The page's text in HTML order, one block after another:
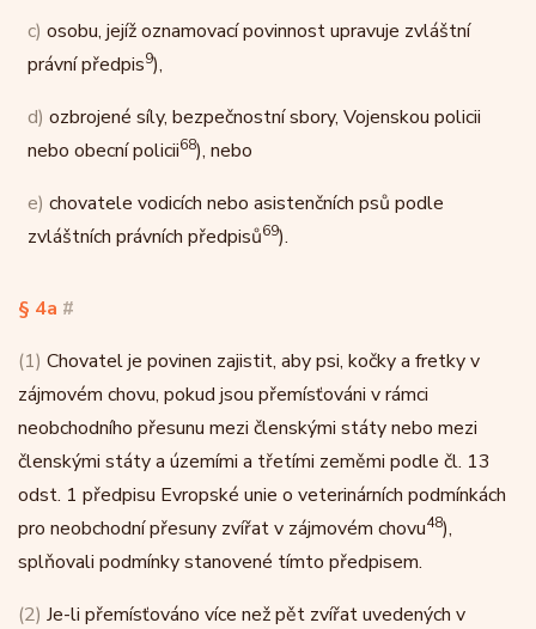
c) osobu, jejíž oznamovací povinnost upravuje zvláštní
právní předpis9),
d) ozbrojené síly, bezpečnostní sbory, Vojenskou policii
nebo obecní policii68), nebo
e) chovatele vodicích nebo asistenčních psů podle
zvláštních právních předpisů69).
§ 4a #
(1) Chovatel je povinen zajistit, aby psi, kočky a fretky v
zájmovém chovu, pokud jsou přemísťováni v rámci
neobchodního přesunu mezi členskými státy nebo mezi
členskými státy a územími a třetími zeměmi podle čl. 13
odst. 1 předpisu Evropské unie o veterinárních podmínkách
pro neobchodní přesuny zvířat v zájmovém chovu48),
splňovali podmínky stanovené tímto předpisem.
(2) Je-li přemísťováno více než pět zvířat uvedených v